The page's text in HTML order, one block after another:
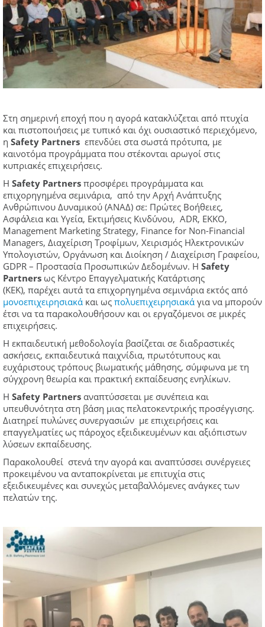
Στη σημερινή εποχή που η αγορά κατακλύζεται από πτυχία
και πιστοποιήσεις με τυπικό και όχι ουσιαστικό περιεχόμενο,
η Safety Partners επενδύει στα σωστά πρότυπα, με
καινοτόμα προγράμματα που στέκονται αρωγοί στις
κυπριακές επιχειρήσεις.
Η Safety Partners προσφέρει προγράμματα και
επιχορηγημένα σεμινάρια, από την Αρχή Ανάπτυξης
Ανθρώπινου Δυναμικού (ΑΝΑΔ) σε: Πρώτες Βοήθειες,
Ασφάλεια και Υγεία, Εκτιμήσεις Κινδύνου, ADR, EKKO,
Management Marketing Strategy, Finance for Non-Financial
Managers, Διαχείριση Τροφίμων, Χειρισμός Ηλεκτρονικών
Υπολογιστών, Οργάνωση και Διοίκηση / Διαχείριση Γραφείου,
GDPR – Προστασία Προσωπικών Δεδομένων. Η Safety
Partners ως Κέντρο Επαγγελματικής Κατάρτισης
(ΚΕΚ), παρέχει αυτά τα επιχορηγημένα σεμινάρια εκτός από
μονοεπιχειρησιακά και ως πολυεπιχειρησιακά για να μπορούν
έτσι να τα παρακολουθήσουν και οι εργαζόμενοι σε μικρές
επιχειρήσεις.
H εκπαιδευτική μεθοδολογία βασίζεται σε διαδραστικές
ασκήσεις, εκπαιδευτικά παιχνίδια, πρωτότυπους και
ευχάριστους τρόπους βιωματικής μάθησης, σύμφωνα με τη
σύγχρονη θεωρία και πρακτική εκπαίδευσης ενηλίκων.
Η Safety Partners αναπτύσσεται με συνέπεια και
υπευθυνότητα στη βάση μιας πελατοκεντρικής προσέγγισης.
Διατηρεί πυλώνες συνεργασιών με επιχειρήσεις και
επαγγελματίες ως πάροχος εξειδικευμένων και αξιόπιστων
λύσεων εκπαίδευσης.
Παρακολουθεί στενά την αγορά και αναπτύσσει συνέργειες
προκειμένου να ανταποκρίνεται με επιτυχία στις
εξειδικευμένες και συνεχώς μεταβαλλόμενες ανάγκες των
πελατών της.